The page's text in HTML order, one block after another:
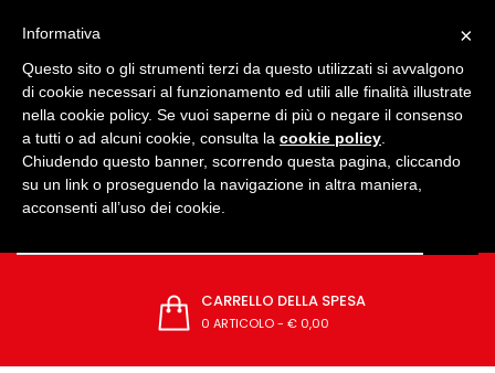
CARRELLO DELLA SPESA
0 ARTICOLO- € 0,00
×
Informativa
Questo sito o gli strumenti terzi da questo utilizzati si avvalgono
di cookie necessari al funzionamento ed utili alle finalità illustrate
nella cookie policy. Se vuoi saperne di più o negare il consenso
a tutti o ad alcuni cookie, consulta la cookie policy
Chiudendo questo banner, scorrendo questa pagina, cliccando
su un link o proseguendo la navigazione in altra maniera,
acconsenti all’uso dei cookie.